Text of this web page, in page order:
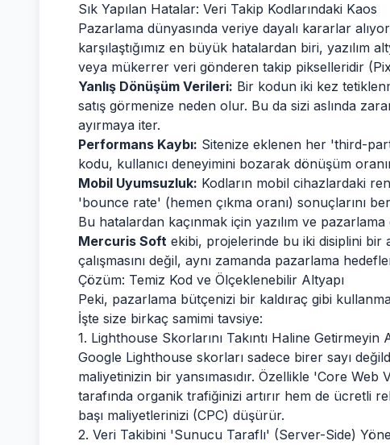
Sık Yapılan Hatalar: Veri Takip Kodlarındaki Kaos
Pazarlama dünyasında veriye dayalı kararlar
karşılaştığımız en büyük hatalardan biri, yazılım
veya mükerrer veri gönderen takip pikselleridir
Yanlış Dönüşüm Verileri: Bir kodun iki kez
satış görmenize neden olur. Bu da sizi aslında
ayırmaya iter.
Performans Kaybı: Sitenize eklenen her 'third-
kodu, kullanıcı deneyimini bozarak dönüşüm
Mobil Uyumsuzluk: Kodların mobil cihazlardaki
'bounce rate' (hemen çıkma oranı) sonuçlarını
Bu hatalardan kaçınmak için yazılım ve
Mercuris Soft ekibi, projelerinde bu iki disiplini bir
çalışmasını değil, aynı zamanda pazarlama
Çözüm: Temiz Kod ve Ölçeklenebilir Altyapı
Peki, pazarlama bütçenizi bir kaldıraç gibi
İşte size birkaç samimi tavsiye:
1. Lighthouse Skorlarını Takıntı Haline Getirmeyin
Google Lighthouse skorları sadece birer sayı
maliyetinizin bir yansımasıdır. Özellikle 'Core
tarafında organik trafiğinizi artırır hem de ücretli
başı maliyetlerinizi (CPC) düşürür.
2. Veri Takibini 'Sunucu Taraflı' (Server-Side)